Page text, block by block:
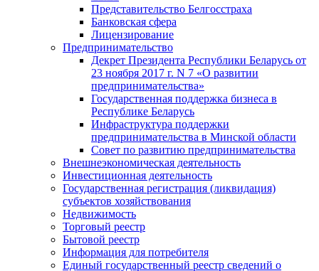
Представительство Белгосстраха
Банковская сфера
Лицензирование
Предпринимательство
Декрет Президента Республики Беларусь от
23 ноября 2017 г. N 7 «О развитии
предпринимательства»
Государственная поддержка бизнеса в
Республике Беларусь
Инфраструктура поддержки
предпринимательства в Минской области
Совет по развитию предпринимательства
Внешнеэкономическая деятельность
Инвестиционная деятельность
Государственная регистрация (ликвидация)
субъектов хозяйствования
Недвижимость
Торговый реестр
Бытовой реестр
Информация для потребителя
Единый государственный реестр сведений о